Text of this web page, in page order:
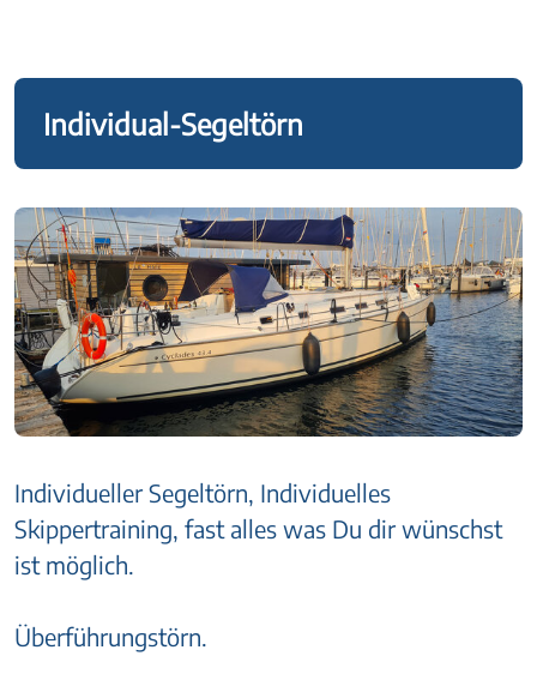
Individual-Segeltörn
Individueller Segeltörn, Individuelles
Skippertraining, fast alles was Du dir wünschst
ist möglich.
Überführungstörn.